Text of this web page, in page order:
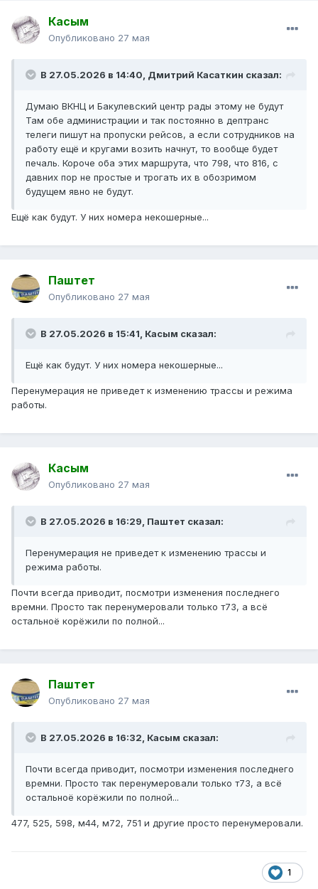
Касым
Опубликовано 27 мая
В 27.05.2026 в 14:40, Дмитрий Касаткин сказал:
Думаю ВКНЦ и Бакулевский центр рады этому не будут
Там обе администрации и так постоянно в дептранс
телеги пишут на пропуски рейсов, а если сотрудников на
работу ещё и кругами возить начнут, то вообще будет
печаль. Короче оба этих маршрута, что 798, что 816, с
давних пор не простые и трогать их в обозримом
будущем явно не будут.
Ещё как будут. У них номера некошерные...
Паштет
Опубликовано 27 мая
В 27.05.2026 в 15:41, Касым сказал:
Ещё как будут. У них номера некошерные...
Перенумерация не приведет к изменению трассы и режима
работы.
Касым
Опубликовано 27 мая
В 27.05.2026 в 16:29, Паштет сказал:
Перенумерация не приведет к изменению трассы и
режима работы.
Почти всегда приводит, посмотри изменения последнего
времни. Просто так перенумеровали только т73, а всё
остальноё корёжили по полной...
Паштет
Опубликовано 27 мая
В 27.05.2026 в 16:32, Касым сказал:
Почти всегда приводит, посмотри изменения последнего
времни. Просто так перенумеровали только т73, а всё
остальноё корёжили по полной...
477, 525, 598, м44, м72, 751 и другие просто перенумеровали.
1